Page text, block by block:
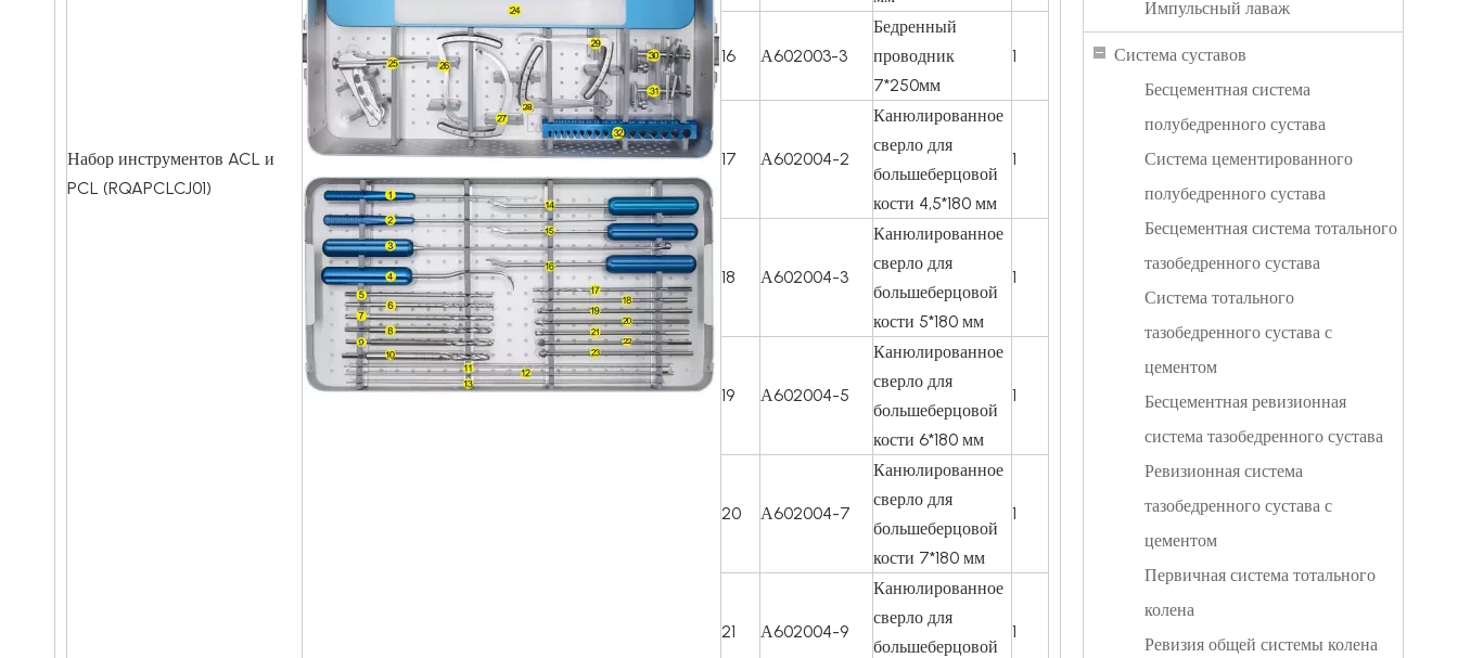
Набор инструментов ACL и
PCL (RQAPCLCJ01)
16 А602003-3
Бедренный
проводник
7*250мм
1
17 А602004-2
Канюлированное
сверло для
большеберцовой
кости 4,5*180 мм
1
18 А602004-3
Канюлированное
сверло для
большеберцовой
кости 5*180 мм
1
19 А602004-5
Канюлированное
сверло для
большеберцовой
кости 6*180 мм
1
20 А602004-7
Канюлированное
сверло для
большеберцовой
кости 7*180 мм
1
21 А602004-9
Канюлированное
сверло для
большеберцовой
1
Импульсный лаваж
Система суставов
Бесцементная система
полубедренного сустава
Система цементированного
полубедренного сустава
Бесцементная система тотального
тазобедренного сустава
Система тотального
тазобедренного сустава с
цементом
Бесцементная ревизионная
система тазобедренного сустава
Ревизионная система
тазобедренного сустава с
цементом
Первичная система тотального
колена
Ревизия общей системы колена